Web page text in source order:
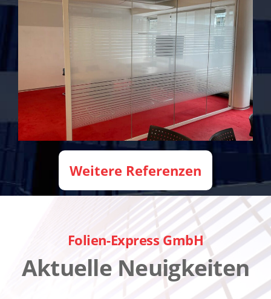
Weitere Referenzen
Folien-Express GmbH
Aktuelle Neuigkeiten